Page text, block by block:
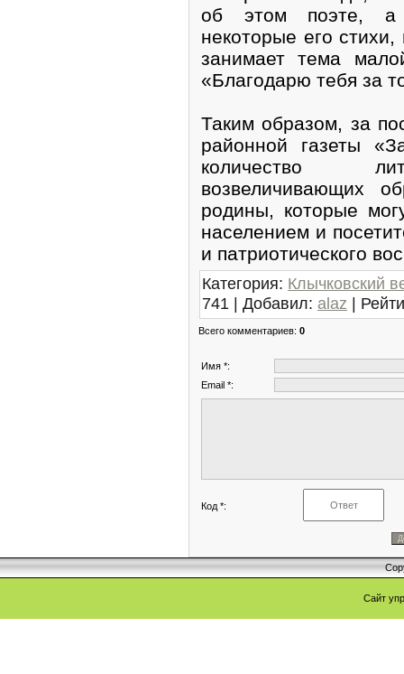
об этом поэте, а
некоторые его
занимает тема
«Благодарю тебя за
Таким образом, за
районной газеты
количество
возвеличивающих
родины, которые
населением и
и патриотического
Категория: Клычковский
741 | Добавил: alaz |
Всего комментариев: 0
Имя *:
Email *:
Код *:
Сайт